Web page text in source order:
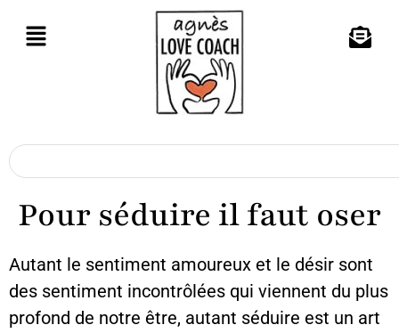
Pour séduire il faut oser
Autant le sentiment amoureux et le désir sont
des sentiment incontrôlées qui viennent du plus
profond de notre être, autant séduire est un art